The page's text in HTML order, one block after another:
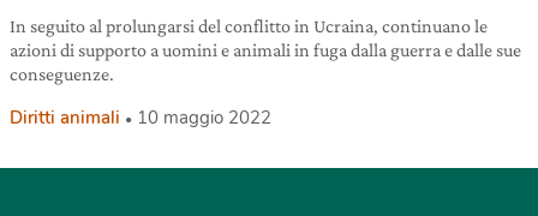
In seguito al prolungarsi del conflitto in Ucraina, continuano le
azioni di supporto a uomini e animali in fuga dalla guerra e dalle sue
conseguenze.
Diritti animali 10 maggio 2022